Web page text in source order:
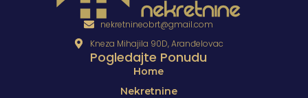
nekretnineobrt@gmail.com
Kneza Mihajila 90D, Aranđelovac
Pogledajte Ponudu
Home
Nekretnine